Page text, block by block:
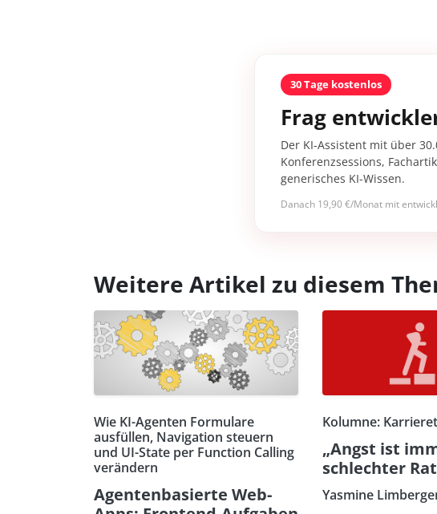
30 Tage kostenlos
Frag
Der KI-Assistent mit über
Konferenzsessions,
generisches KI-Wissen.
Danach 19,90 €/Monat mit
Weitere Artikel zu diesem
Wie KI-Agenten Formulare
ausfüllen, Navigation steuern
und UI-State per Function Calling
verändern
Agentenbasierte Web-
Kolumne:
„Angst ist
schlechter
Yasmine